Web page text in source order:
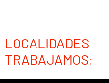
TRABAJAMOS: